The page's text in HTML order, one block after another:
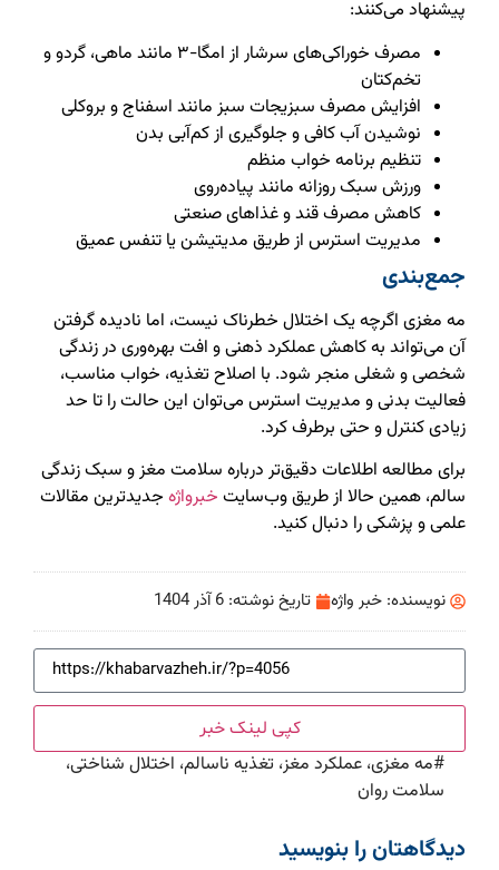
پیشنهاد می‌کنند:
مصرف خوراکی‌های سرشار از امگا-۳ مانند ماهی، گردو و
تخم‌کتان
افزایش مصرف سبزیجات سبز مانند اسفناج و بروکلی
نوشیدن آب کافی و جلوگیری از کم‌آبی بدن
تنظیم برنامه خواب منظم
ورزش سبک روزانه مانند پیاده‌روی
کاهش مصرف قند و غذاهای صنعتی
مدیریت استرس از طریق مدیتیشن یا تنفس عمیق
جمع‌بندی
مه مغزی اگرچه یک اختلال خطرناک نیست، اما نادیده گرفتن
آن می‌تواند به کاهش عملکرد ذهنی و افت بهره‌وری در زندگی
شخصی و شغلی منجر شود. با اصلاح تغذیه، خواب مناسب،
فعالیت بدنی و مدیریت استرس می‌توان این حالت را تا حد
زیادی کنترل و حتی برطرف کرد.
برای مطالعه اطلاعات دقیق‌تر درباره سلامت مغز و سبک زندگی
سالم، همین حالا از طریق وب‌سایت خبرواژه جدیدترین مقالات
علمی و پزشکی را دنبال کنید.
نویسنده: خبر واژه تاریخ نوشته: 6 آذر 1404
کپی لینک خبر
#مه مغزی، عملکرد مغز، تغذیه ناسالم، اختلال شناختی،
سلامت روان
دیدگاهتان را بنویسید